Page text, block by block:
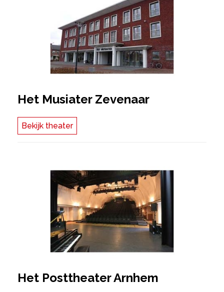
Het Musiater Zevenaar
Bekijk theater
Het Posttheater Arnhem